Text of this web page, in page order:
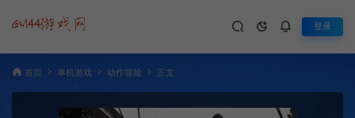
登录
首页 单机游戏 动作冒险 正文